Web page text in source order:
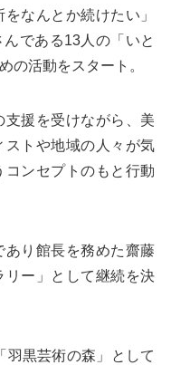
なんとか続けたい」
である13人の「いと
の活動をスタート。
援を受けながら、美
トや地域の人々が気
ンセプトのもと行動
あり館長を務めた齋藤
リー」として継続を決
羽黒芸術の森」として